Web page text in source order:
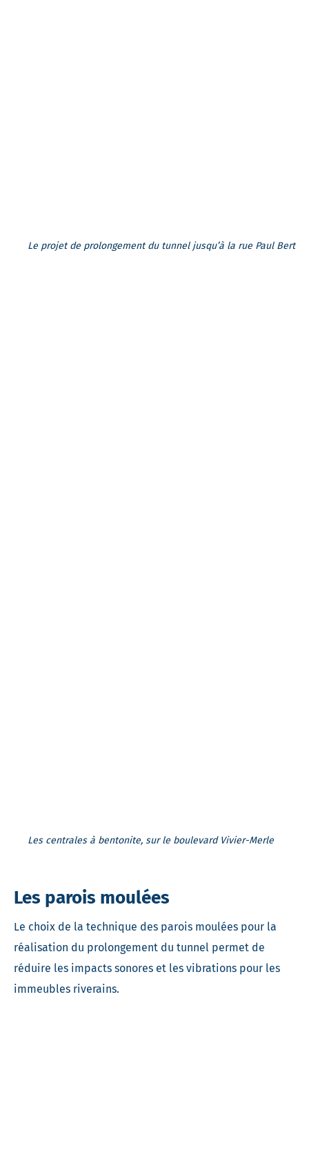
Le projet de prolongement du tunnel jusqu’à la rue Paul Bert
Les centrales à bentonite, sur le boulevard Vivier-Merle
Les parois moulées
Le choix de la technique des parois moulées pour la
réalisation du prolongement du tunnel permet de
réduire les impacts sonores et les vibrations pour les
immeubles riverains.